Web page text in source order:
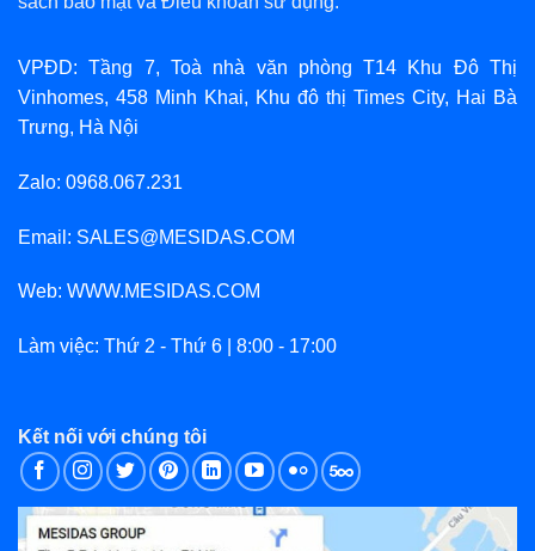
VPĐD: Tầng 7, Toà nhà văn phòng T14 Khu Đô Thị
Vinhomes, 458 Minh Khai, Khu đô thị Times City, Hai Bà
Trưng, Hà Nội
Zalo: 0968.067.231
Email: SALES@MESIDAS.COM
Web: WWW.MESIDAS.COM
Làm việc: Thứ 2 - Thứ 6 | 8:00 - 17:00
Kết nối với chúng tôi